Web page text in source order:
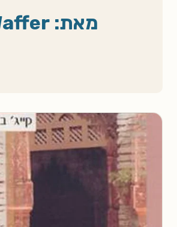
מאת: Waffer